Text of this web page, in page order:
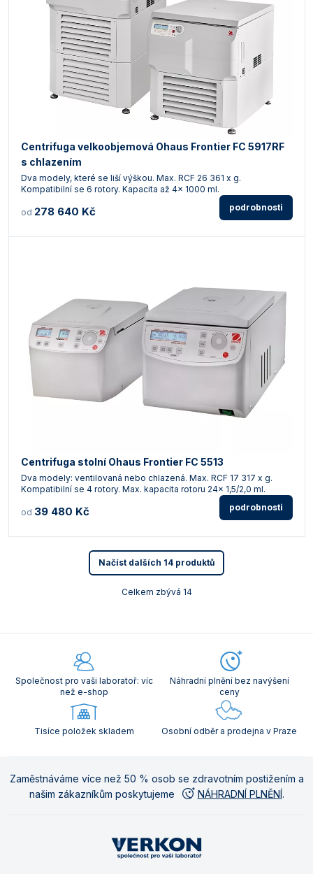
Centrifuga velkoobjemová Ohaus Frontier FC 5917RF
s chlazením
Dva modely, které se liší výškou. Max. RCF 26 361 x g.
Kompatibilní se 6 rotory. Kapacita až 4x 1000 ml.
od 278 640 Kč podrobnosti
Centrifuga stolní Ohaus Frontier FC 5513
Dva modely: ventilovaná nebo chlazená. Max. RCF 17 317 x g.
Kompatibilní se 4 rotory. Max. kapacita rotoru 24x 1,5/2,0 ml.
od 39 480 Kč podrobnosti
Načíst dalších 14 produktů
Celkem zbývá 14
Společnost pro vaši laboratoř: víc
než e-shop
Náhradní plnění bez navýšení
ceny
Tisíce položek skladem Osobní odběr a prodejna v Praze
Zaměstnáváme více než 50 % osob se zdravotním postižením a
našim zákazníkům poskytujeme
NÁHRADNÍ PLNĚNÍ.